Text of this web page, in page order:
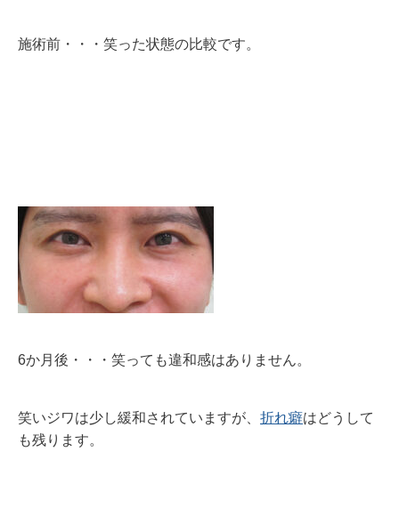
施術前・・・笑った状態の比較です。
6か月後・・・ 笑っても違和感はありません。
笑いジワは少し緩和されていますが、 折れ癖はどうして
も残ります。